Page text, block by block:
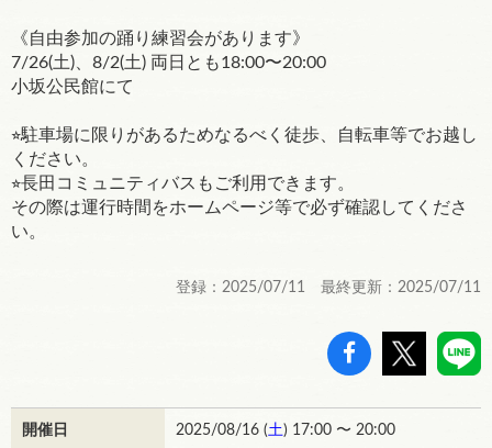
《自由参加の踊り練習会があります》
7/26(土)、8/2(土) 両日とも18:00〜20:00
小坂公民館にて
⭐︎駐車場に限りがあるためなるべく徒歩、自転車等でお越し
ください。
⭐︎長田コミュニティバスもご利用できます。
その際は運行時間をホームページ等で必ず確認してくださ
い。
登録：2025/07/11 最終更新：2025/07/11
開催日 2025/08/16 (土) 17:00 〜 20:00